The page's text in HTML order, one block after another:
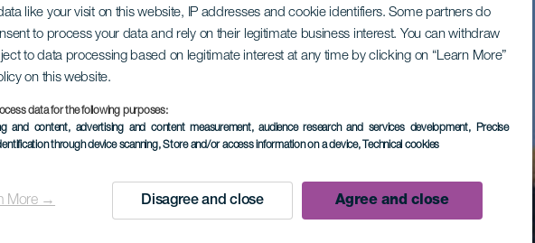
like your visit on this website, IP addresses and cookie identifiers. Some partners do
to process your data and rely on their legitimate business interest. You can withdraw
to data processing based on legitimate interest at any time by clicking on “Learn More”
on this website.
data for the following purposes:
and content, advertising and content measurement, audience research and services development, Precise
through device scanning, Store and/or access information on a device, Technical cookies
More → Disagree and close Agree and close